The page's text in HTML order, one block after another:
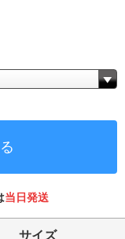
当日発送
サイズ